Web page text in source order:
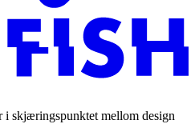
i skjæringspunktet mellom design